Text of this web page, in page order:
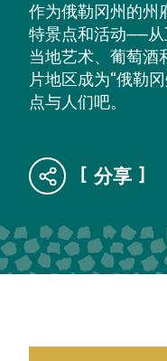
作为俄勒冈州的州
特景点和活动——
当地艺术、葡萄酒
片地区成为“俄勒
点与人们吧。
分享